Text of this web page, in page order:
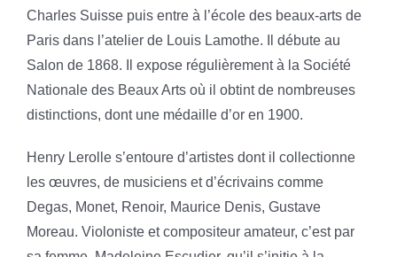
Charles Suisse puis entre à l’école des beaux-arts de
Paris dans l’atelier de Louis Lamothe. Il débute au
Salon de 1868. Il expose régulièrement à la Société
Nationale des Beaux Arts où il obtint de nombreuses
distinctions, dont une médaille d’or en 1900.
Henry Lerolle s’entoure d’artistes dont il collectionne
les œuvres, de musiciens et d’écrivains comme
Degas, Monet, Renoir, Maurice Denis, Gustave
Moreau. Violoniste et compositeur amateur, c’est par